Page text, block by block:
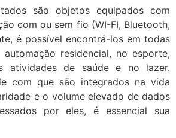
são objetos equipados com
com ou sem fio (WI-FI, Bluetooth,
é possível encontrá-los em todas
residencial, no esporte,
atividades de saúde e no lazer.
com que são integrados na vida
e o volume elevado de dados
por eles, é essencial sua